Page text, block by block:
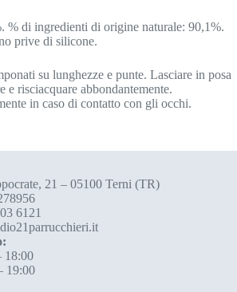
% di ingredienti di origine naturale: 90,1%.
prive di silicone.
su lunghezze e punte. Lasciare in posa
e risciacquare abbondantemente.
in caso di contatto con gli occhi.
21 – 05100 Terni (TR)
6121
18:00
19:00